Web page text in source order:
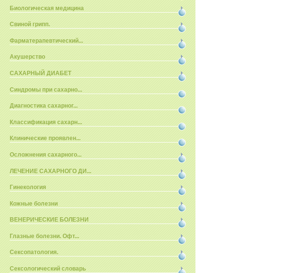
Биологическая медицина
Свиной грипп.
Фарматерапевтический...
Акушерство
САХАРНЫЙ ДИАБЕТ
Синдромы при сахарно...
Диагностика сахарног...
Классификация сахарн...
Клинические проявлен...
Осложнения сахарного...
ЛЕЧЕНИЕ САХАРНОГО ДИ...
Гинекология
Кожные болезни
ВЕНЕРИЧЕСКИЕ БОЛЕЗНИ
Глазные болезни. Офт...
Сексопатология.
Сексологический словарь